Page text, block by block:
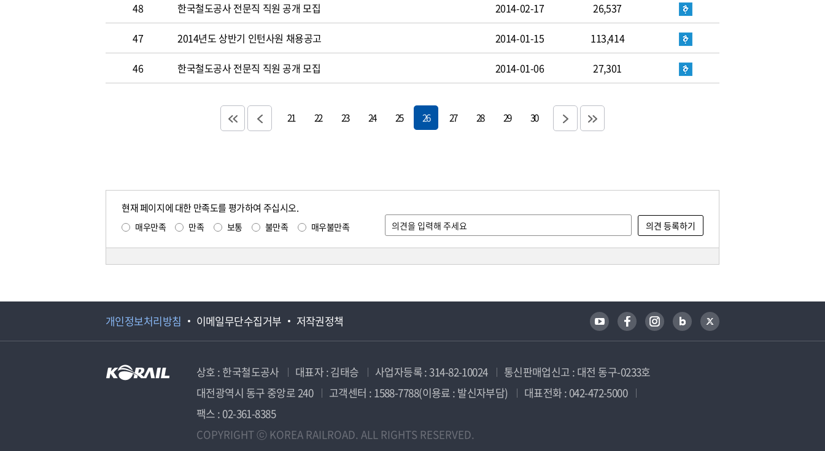
48 한국철도공사 전문직 직원 공개 모집 2014-02-17 26,537
47 2014년도 상반기 인턴사원 채용공고 2014-01-15 113,414
46 한국철도공사 전문직 직원 공개 모집 2014-01-06 27,301
21 22 23 24 25 26 27 28 29 30
현재 페이지에 대한 만족도를 평가하여 주십시오.
매우만족 만족 보통 불만족 매우불만족
개인정보처리방침 이메일무단수집거부 저작권정책
상호 : 한국철도공사 대표자 : 김태승 사업자등록 : 314-82-10024
통신판매업신고 : 대전 동구-0233호
대전광역시 동구 중앙로 240
고객센터 : 1588-7788(이용료 : 발신자부담)
대표전화 : 042-472-5000
팩스 : 02-361-8385
COPYRIGHT ⓒ KOREA RAILROAD. ALL RIGHTS RESERVED.